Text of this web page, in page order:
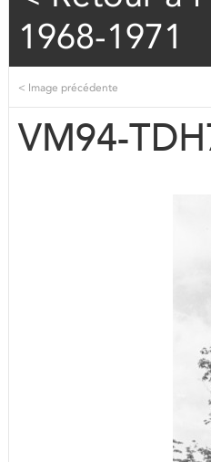
1968-1971
< Image précédente
VM94-